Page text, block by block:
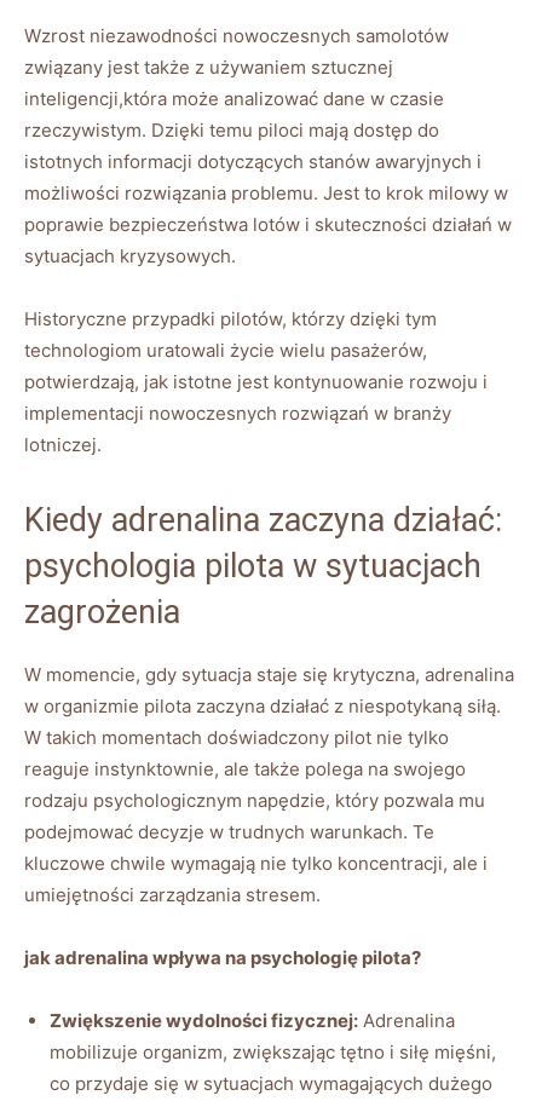
Wzrost niezawodności nowoczesnych samolotów‌
związany ⁢jest ⁤także ⁤z⁢ używaniem sztucznej
inteligencji,która może analizować dane ⁢w⁣ czasie
rzeczywistym. Dzięki temu piloci mają dostęp ⁣do
istotnych informacji ‍dotyczących‍ stanów awaryjnych i
możliwości rozwiązania problemu. Jest to krok milowy w
poprawie bezpieczeństwa lotów i skuteczności działań w
sytuacjach kryzysowych.
Historyczne⁤ przypadki pilotów, którzy dzięki tym
technologiom uratowali ​życie wielu pasażerów,
potwierdzają, jak‌ istotne jest kontynuowanie rozwoju i
‍implementacji ​nowoczesnych rozwiązań​ w branży​
lotniczej.
Kiedy adrenalina ‌zaczyna‍ działać:
psychologia pilota w sytuacjach
zagrożenia
W momencie, gdy sytuacja ⁣staje⁣ się krytyczna, adrenalina
w⁤ organizmie pilota⁤ zaczyna działać z niespotykaną⁢ siłą.
⁢W ⁣takich momentach​ doświadczony pilot nie⁢ tylko
reaguje instynktownie, ale także polega na swojego
⁣rodzaju psychologicznym ‍napędzie, który pozwala mu
podejmować decyzje ⁢w trudnych warunkach. ‍Te
kluczowe chwile wymagają nie tylko koncentracji, ale i
⁣umiejętności zarządzania ⁤stresem.
jak adrenalina ⁢wpływa na⁢ psychologię⁤ pilota?
Zwiększenie ‍wydolności ⁣fizycznej: Adrenalina
mobilizuje organizm, zwiększając tętno i siłę ‌mięśni,
co przydaje⁣ się w​ sytuacjach wymagających dużego ​